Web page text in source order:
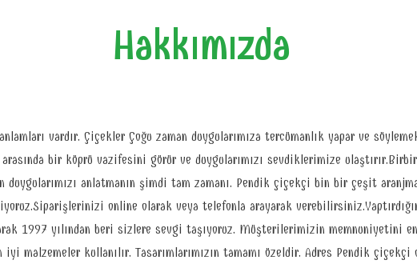
Hakkımızda
vardır. Çiçekler Çoğu zaman duygularımıza tercümanlık yapar ve
bir köprü vazifesini görür ve duygularımızı sevdiklerimize
anlatmanın şimdi tam zamanı. Pendik çiçekçi bin bir çeşit
online olarak veya telefonla arayarak
1997 yılından beri sizlere sevgi taşıyoruz. Müşterilerimizin memnuniyetini
malzemeler kullanılır. Tasarımlarımızın tamamı özeldir. Adres Pendik